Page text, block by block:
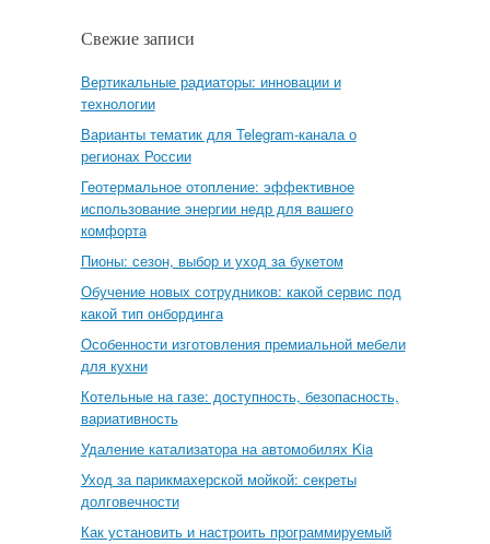
Свежие записи
Вертикальные радиаторы: инновации и
технологии
Варианты тематик для Telegram-канала о
регионах России
Геотермальное отопление: эффективное
использование энергии недр для вашего
комфорта
Пионы: сезон, выбор и уход за букетом
Обучение новых сотрудников: какой сервис под
какой тип онбординга
Особенности изготовления премиальной мебели
для кухни
Котельные на газе: доступность, безопасность,
вариативность
Удаление катализатора на автомобилях Kia
Уход за парикмахерской мойкой: секреты
долговечности
Как установить и настроить программируемый